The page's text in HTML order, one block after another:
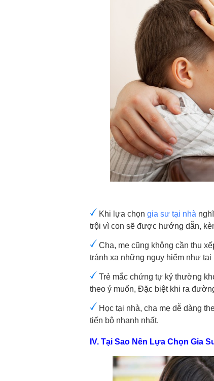
Khi lựa chọn gia sư tại nhà
trội vì con sẽ được hướng dẫn,
Cha, mẹ cũng không cần thu
tránh xa những nguy hiểm như
Trẻ mắc chứng tự kỷ thường
theo ý muốn, Đặc biệt khi ra
Học tại nhà, cha mẹ dễ dàng
tiến bộ nhanh nhất.
IV. Tại Sao Nên Lựa Chọn Gia